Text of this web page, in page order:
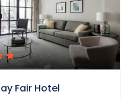
Fair Hotel